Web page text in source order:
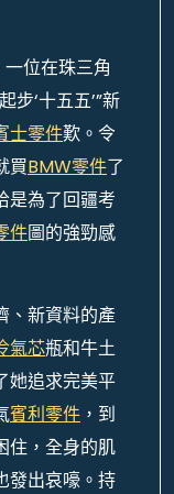
位在珠三角
步‘十五五’”新
士零件歎。令
買BMW零件了
是為了回疆考
件圖的強勁感
、新資料的產
氣芯瓶和牛土
她追求完美平
賓利零件 ，到
住，全身的肌
發出哀嚎。持